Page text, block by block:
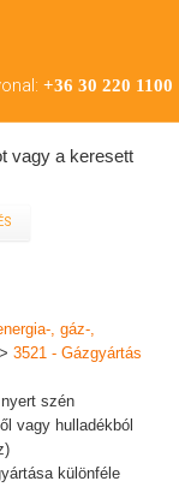
+36 30 220 1100
vagy a keresett
, gáz-,
> 3521 - Gázgyártás
szén
vagy hulladékból
különféle